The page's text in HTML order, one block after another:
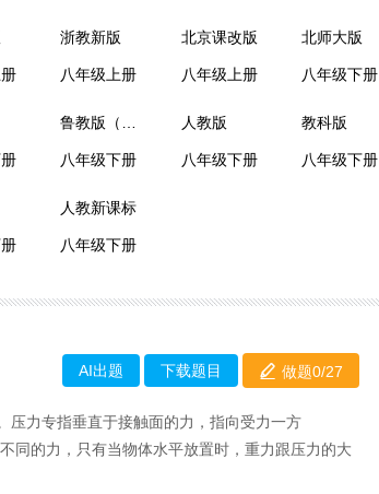
浙教新版
八年级上册
北京课改版
八年级上册
北师大版
八年级下册
八年级下册
人教版
八年级下册
教科版
八年级下册
人教新课标
八年级下册
AI出题 下载题目 做题0/27
压力专指垂直于接触面的力，指向受力一方
同的力，只有当物体水平放置时，重力跟压力的大